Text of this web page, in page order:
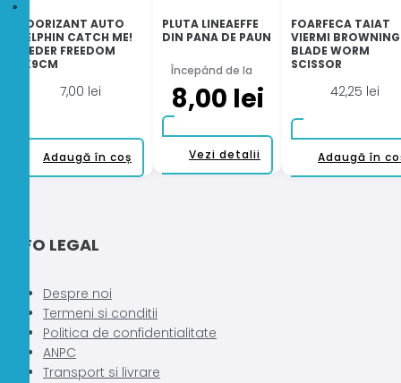
ODORIZANT AUTO
DELPHIN CATCH ME!
FEEDER FREEDOM
8X9CM
7,00 lei
Adaugă în coș
PLUTA LINEAEFFE
DIN PANA DE PAUN
Începând de la
8,00 lei
Vezi detalii
produs
FOARFECA TAIAT
VIERMI BROWNING
BLADE WORM
SCISSOR
42,25 lei
Adaugă în
INFO LEGAL
Despre noi
Termeni si conditii
Politica de confidentialitate
ANPC
Transport si livrare